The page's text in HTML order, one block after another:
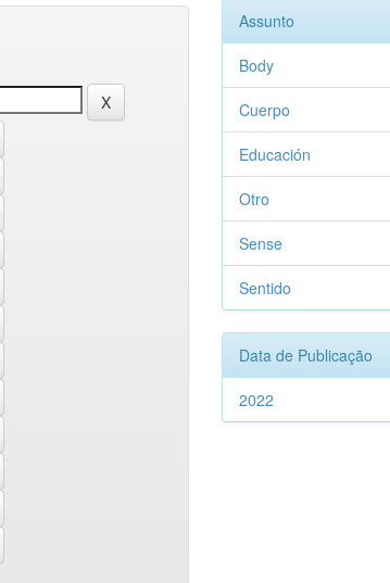
Assunto
Body
Cuerpo
Educación
Otro
Sense
Sentido
Data de Publicação
2022